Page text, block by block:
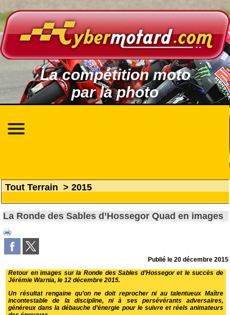
La compétition moto
par la photo
Tout Terrain > 2015
La Ronde des Sables d’Hossegor Quad en images
Publié le20 décembre 2015
Retour en images sur la Ronde des Sables d’Hossegor et le succès de
Jérémie Warnia, le 12 décembre 2015.
Un résultat rengaine qu’on ne doit reprocher ni au talentueux Maître
incontestable de la discipline, ni à ses persévérants adversaires,
généreux dans la débauche d’énergie pour le suivre et réels animateurs